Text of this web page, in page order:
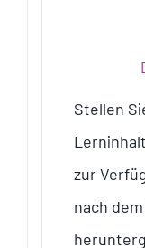
Stellen
zur
nach